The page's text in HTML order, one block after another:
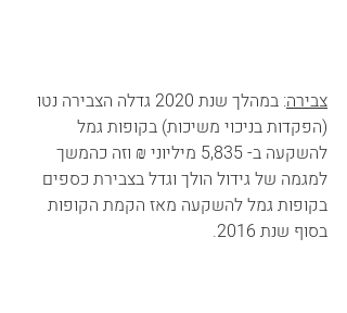
צבירה
: במהלך שנת 2020 גדלה הצבירה נטו
(הפקדות בניכוי משיכות) בקופות גמל
להשקעה ב- 5,835 מיליוני ₪ וזה כהמשך
למגמה של גידול הולך וגדל בצבירת כספים
בקופות גמל להשקעה מאז הקמת הקופות
בסוף שנת 2016.